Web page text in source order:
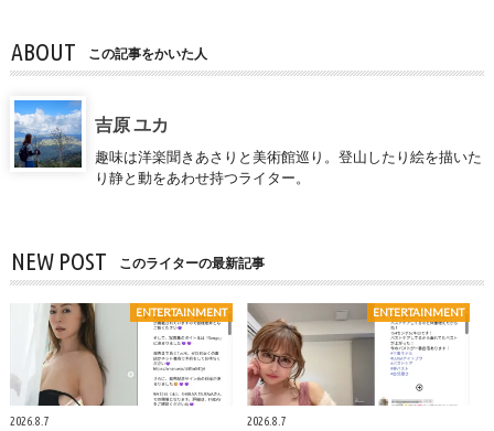
ABOUT この記事をかいた人
吉原 ユカ
趣味は洋楽聞きあさりと美術館巡り。登山したり絵を描いた
り静と動をあわせ持つライター。
NEW POST このライターの最新記事
ENTERTAINMENT
2026.8.7
ENTERTAINMENT
2026.8.7